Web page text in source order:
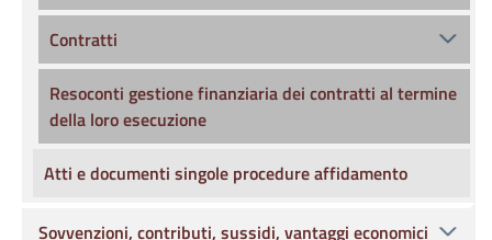
Contratti
Resoconti gestione finanziaria dei contratti al termine
della loro esecuzione
Atti e documenti singole procedure affidamento
Sovvenzioni, contributi, sussidi, vantaggi economici